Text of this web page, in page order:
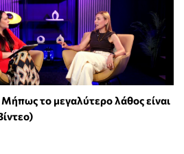
Μήπως το μεγαλύτερο λάθος είναι